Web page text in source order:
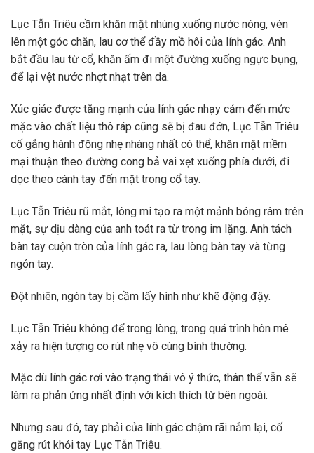
Lục Tẫn Triêu cầm khăn mặt nhúng xuống nước nóng, vén
lên một góc chăn, lau cơ thể đầy mồ hôi của lính gác. Anh
bắt đầu lau từ cổ, khăn ấm đi một đường xuống ngực bụng,
để lại vệt nước nhợt nhạt trên da.
Xúc giác được tăng mạnh của lính gác nhạy cảm đến mức
mặc vào chất liệu thô ráp cũng sẽ bị đau đớn, Lục Tẫn Triêu
cố gắng hành động nhẹ nhàng nhất có thể, khăn mặt mềm
mại thuận theo đường cong bả vai xẹt xuống phía dưới, đi
dọc theo cánh tay đến mặt trong cổ tay.
Lục Tẫn Triêu rũ mắt, lông mi tạo ra một mảnh bóng râm trên
mặt, sự dịu dàng của anh toát ra từ trong im lặng. Anh tách
bàn tay cuộn tròn của lính gác ra, lau lòng bàn tay và từng
ngón tay.
Đột nhiên, ngón tay bị cầm lấy hình như khẽ động đậy.
Lục Tẫn Triêu không để trong lòng, trong quá trình hôn mê
xảy ra hiện tượng co rút nhẹ vô cùng bình thường.
Mặc dù lính gác rơi vào trạng thái vô ý thức, thân thể vẫn sẽ
làm ra phản ứng nhất định với kích thích từ bên ngoài.
Nhưng sau đó, tay phải của lính gác chậm rãi nắm lại, cố
gắng rút khỏi tay Lục Tẫn Triêu.